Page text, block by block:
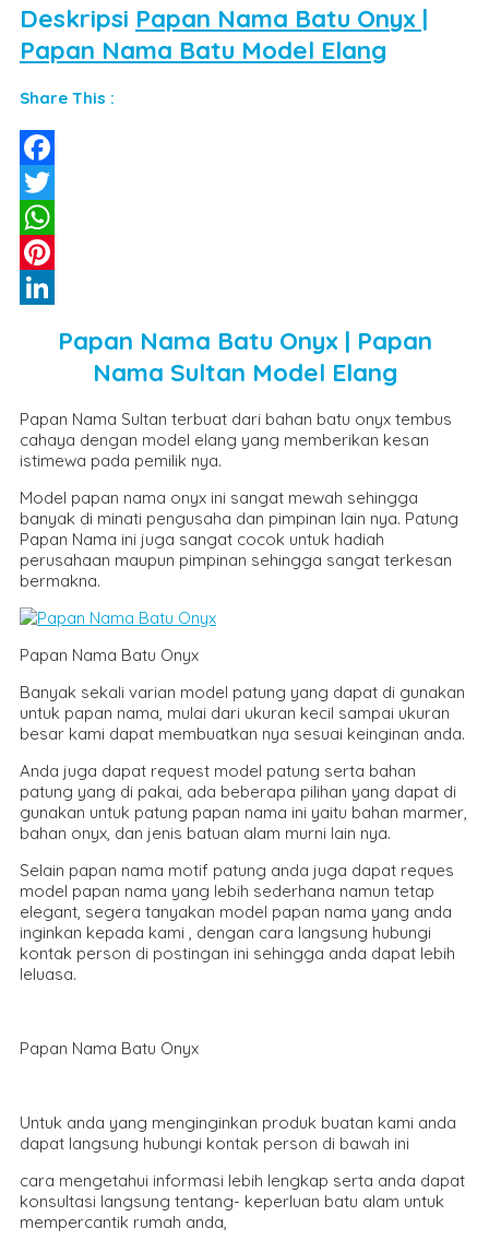
Deskripsi Papan Nama Batu Onyx |
Papan Nama Batu Model Elang
Share This :
Facebook
Twitter
WhatsApp
Pinterest
Papan Nama Batu Onyx | Papan
Nama Sultan Model Elang
Papan Nama Sultan terbuat dari bahan batu onyx tembus
cahaya dengan model elang yang memberikan kesan
istimewa pada pemilik nya.
Model papan nama onyx ini sangat mewah sehingga
banyak di minati pengusaha dan pimpinan lain nya. Patung
Papan Nama ini juga sangat cocok untuk hadiah
perusahaan maupun pimpinan sehingga sangat terkesan
bermakna.
Papan Nama Batu Onyx
Banyak sekali varian model patung yang dapat di gunakan
untuk papan nama, mulai dari ukuran kecil sampai ukuran
besar kami dapat membuatkan nya sesuai keinginan anda.
Anda juga dapat request model patung serta bahan
patung yang di pakai, ada beberapa pilihan yang dapat di
gunakan untuk patung papan nama ini yaitu bahan marmer,
bahan onyx, dan jenis batuan alam murni lain nya.
Selain papan nama motif patung anda juga dapat reques
model papan nama yang lebih sederhana namun tetap
elegant, segera tanyakan model papan nama yang anda
inginkan kepada kami , dengan cara langsung hubungi
kontak person di postingan ini sehingga anda dapat lebih
leluasa.
Papan Nama Batu Onyx
Untuk anda yang menginginkan produk buatan kami anda
dapat langsung hubungi kontak person di bawah ini
cara mengetahui informasi lebih lengkap serta anda dapat
konsultasi langsung tentang- keperluan batu alam untuk
mempercantik rumah anda,